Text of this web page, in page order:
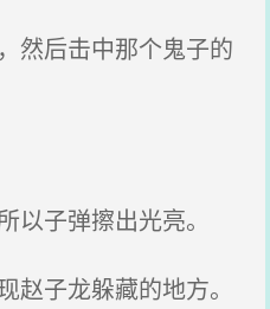
然后击中那个鬼子的
子弹擦出光亮。
子龙躲藏的地方。